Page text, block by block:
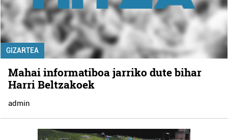
GIZARTEA
Mahai informatiboa jarriko dute bihar
Harri Beltzakoek
admin